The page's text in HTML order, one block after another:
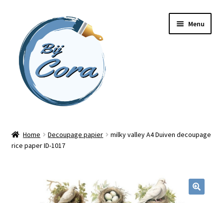
naar
navigatie
inhoud
Menu
Workshops
Home Decoupage papier
milky valley A4 Duiven decoupage
rice paper ID-1017